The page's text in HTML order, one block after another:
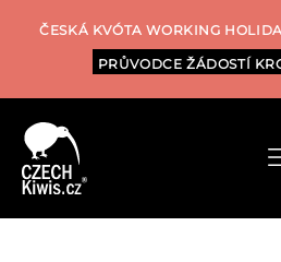
ČESKÁ KVÓTA WORKING
PRŮVODCE ŽÁDOSTÍ